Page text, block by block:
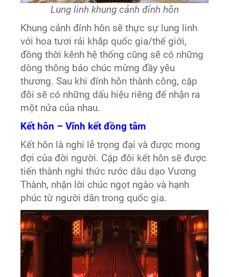
Lung linh khung cảnh đính hôn
Khung cảnh đính hôn sẽ thực sự lung linh
với hoa tươi rải khắp quốc gia/thế giới,
đồng thời kênh hệ thống cũng sẽ có những
dòng thông báo chúc mừng đầy yêu
thương. Sau khi đính hôn thành công, cặp
đôi sẽ có những dấu hiệu riêng để nhận ra
một nửa của nhau.
Kết hôn – Vĩnh kết đồng tâm
Kết hôn là nghi lễ trọng đại và được mong
đợi của đời người. Cặp đôi kết hôn sẽ được
tiến thành nghi thức rước dâu dạo Vương
Thành, nhận lời chúc ngọt ngào và hạnh
phúc từ người dân trong quốc gia.